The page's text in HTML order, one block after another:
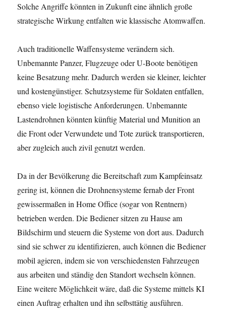
Solche Angriffe könnten in Zukunft eine ähnlich große
strategische Wirkung entfalten wie klassische Atomwaffen.
Auch traditionelle Waffensysteme verändern sich.
Unbemannte Panzer, Flugzeuge oder U-Boote benötigen
keine Besatzung mehr. Dadurch werden sie kleiner, leichter
und kostengünstiger. Schutzsysteme für Soldaten entfallen,
ebenso viele logistische Anforderungen. Unbemannte
Lastendrohnen könnten künftig Material und Munition an
die Front oder Verwundete und Tote zurück transportieren,
aber zugleich auch zivil genutzt werden.
Da in der Bevölkerung die Bereitschaft zum Kampfeinsatz
gering ist, können die Drohnensysteme fernab der Front
gewissermaßen in Home Office (sogar von Rentnern)
betrieben werden. Die Bediener sitzen zu Hause am
Bildschirm und steuern die Systeme von dort aus. Dadurch
sind sie schwer zu identifizieren, auch können die Bediener
mobil agieren, indem sie von verschiedensten Fahrzeugen
aus arbeiten und ständig den Standort wechseln können.
Eine weitere Möglichkeit wäre, daß die Systeme mittels KI
einen Auftrag erhalten und ihn selbsttätig ausführen.